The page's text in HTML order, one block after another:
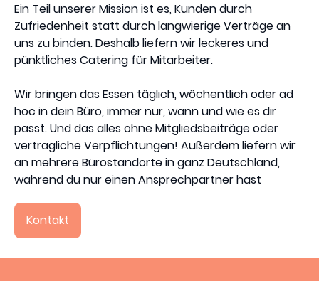
Ein Teil unserer Mission ist es, Kunden durch
Zufriedenheit statt durch langwierige Verträge an
uns zu binden. Deshalb liefern wir leckeres und
pünktliches Catering für Mitarbeiter.
Wir bringen das Essen täglich, wöchentlich oder ad
hoc in dein Büro, immer nur, wann und wie es dir
passt. Und das alles ohne Mitgliedsbeiträge oder
vertragliche Verpflichtungen! Außerdem liefern wir
an mehrere Bürostandorte in ganz Deutschland,
während du nur einen Ansprechpartner hast
Kontakt